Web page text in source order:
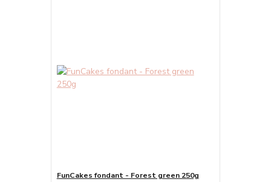
FunCakes fondant - Forest green 250g